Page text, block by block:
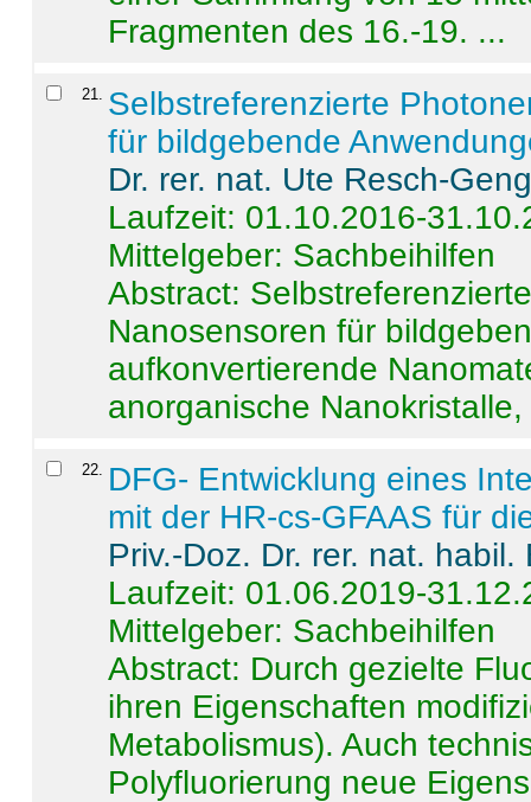
Fragmenten des 16.-19. ...
21
Selbstreferenzierte
für bildgebende
Dr. rer. nat. Ute Resch-
Laufzeit: 01.10.2016-
Mittelgeber: Sachbeihilfen
Abstract:
Nanosensoren für
aufkonvertierende
anorganische
22
DFG- Entwicklung eines
mit der HR-cs-GFAAS für
Priv.-Doz. Dr. rer. nat.
Laufzeit: 01.06.2019-
Mittelgeber: Sachbeihilfen
Abstract: Durch gezielte
ihren Eigenschaften
Metabolismus). Auch
Polyfluorierung neue